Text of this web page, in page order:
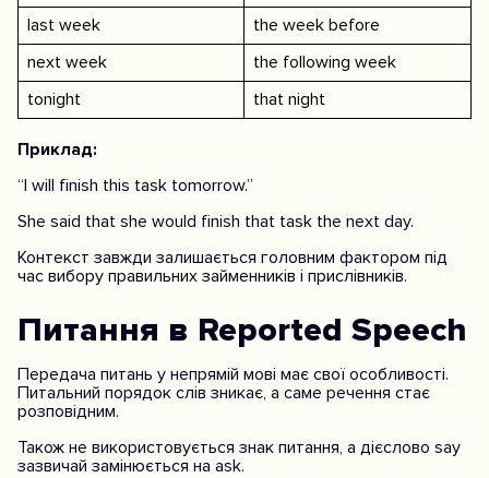
last week
the week before
next week
the following week
tonight
that night
Приклад:
“I will finish this task tomorrow.”
She said that she would finish that task the next day.
Контекст завжди залишається головним фактором під
час вибору правильних займенників і прислівників.
Питання в Reported Speech
Передача питань у непрямій мові має свої особливості.
Питальний порядок слів зникає, а саме речення стає
розповідним.
Також не використовується знак питання, а дієслово say
зазвичай замінюється на ask.